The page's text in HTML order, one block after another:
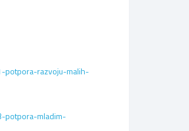
potpora-razvoju-malih-
potpora-mladim-